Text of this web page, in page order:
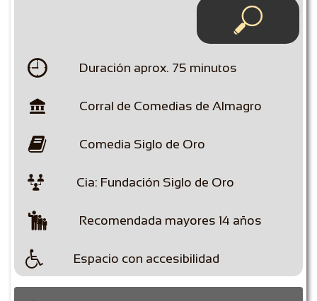

 Duración aprox. 75 minutos
 Corral de Comedias de Almagro
 Comedia Siglo de Oro
 Cia: Fundación Siglo de Oro
 Recomendada mayores 14 años
 Espacio con accesibilidad